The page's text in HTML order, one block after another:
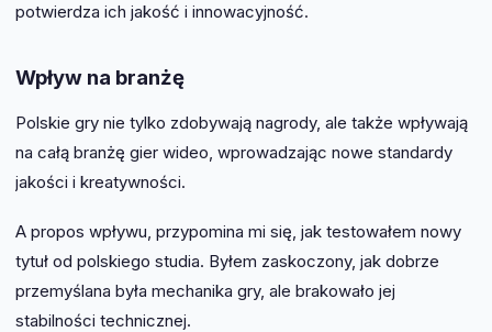
potwierdza ich jakość i innowacyjność.
Wpływ na branżę
Polskie gry nie tylko zdobywają nagrody, ale także wpływają
na całą branżę gier wideo, wprowadzając nowe standardy
jakości i kreatywności.
A propos wpływu, przypomina mi się, jak testowałem nowy
tytuł od polskiego studia. Byłem zaskoczony, jak dobrze
przemyślana była mechanika gry, ale brakowało jej
stabilności technicznej.